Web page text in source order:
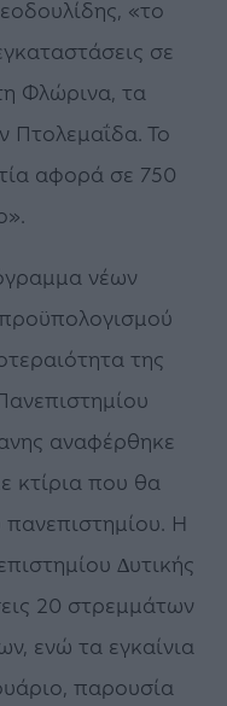
«το
σε
Φλώρινα, τα
Πτολεµαΐδα. Το
αφορά σε 750
νέων
της
αναφέρθηκε
κτίρια που θα
πανεπιστηµίου. Η
∆υτικής
20 στρεµµάτων
ενώ τα εγκαίνια
παρουσία